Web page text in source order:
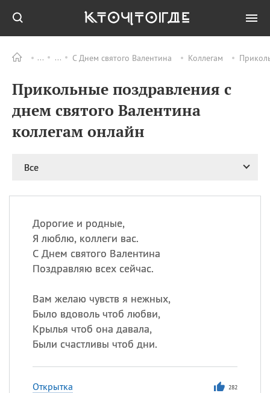
С Днем святого Валентина Коллегам
Прикольные поздравления с
днем святого Валентина
коллегам онлайн
Все
Дорогие и родные,
Я люблю, коллеги вас.
С Днем святого Валентина
Поздравляю всех сейчас.
Вам желаю чувств я нежных,
Было вдоволь чтоб любви,
Крылья чтоб она давала,
Были счастливы чтоб дни.
Открытка 282
ПРАЗДНИКИ Все
09.08 День памяти
великомученика и
целителя Пантелеимона
11.08
ИМЕНА
Герман